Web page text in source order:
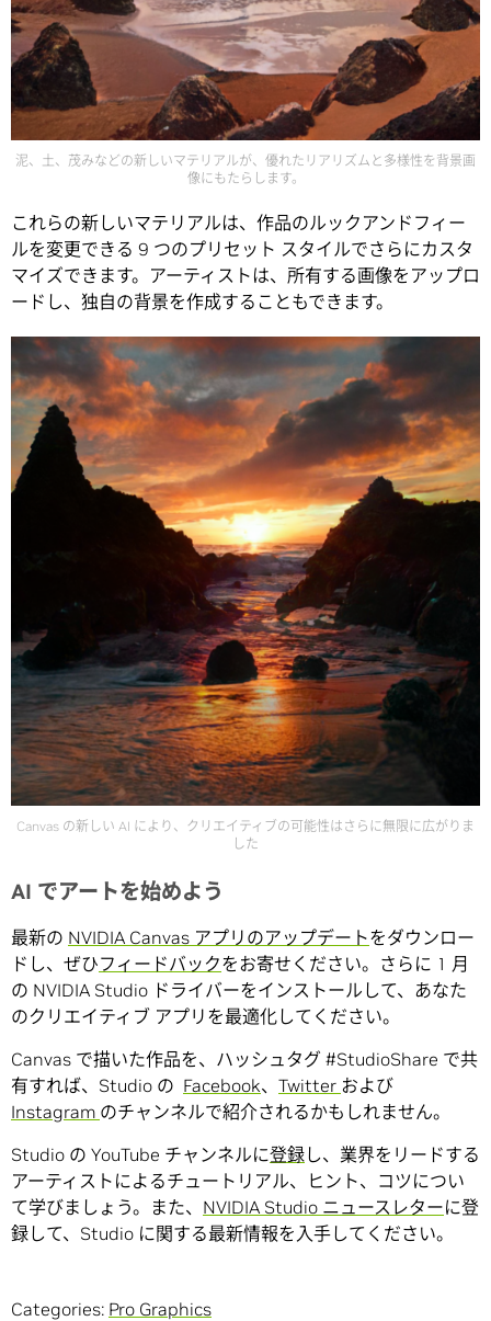
泥、土、茂みなどの新しいマテリアルが、優れたリアリズムと多様性を背景画
像にもたらします。
これらの新しいマテリアルは、作品のルックアンドフィー
ルを変更できる 9 つのプリセット スタイルでさらにカスタ
マイズできます。アーティストは、所有する画像をアップロ
ードし、独自の背景を作成することもできます。
Canvas の新しい AI により、クリエイティブの可能性はさらに無限に広がりま
した
AI でアートを始めよう
最新の NVIDIA Canvas アプリのアップデートをダウンロー
ドし、ぜひフィードバックをお寄せください。さらに 1 月
の NVIDIA Studio ドライバーをインストールして、あなた
のクリエイティブ アプリを最適化してください。
Canvas で描いた作品を、ハッシュタグ #StudioShare で共
有すれば、Studio の Facebook、 Twitter および
Instagram のチャンネルで紹介されるかもしれません。
Studio の YouTube チャンネルに登録し、業界をリードする
アーティストによるチュートリアル、ヒント、コツについ
て学びましょう。また、 NVIDIA Studio ニュースレターに登
録して、Studio に関する最新情報を入手してください。
Categories: Pro Graphics